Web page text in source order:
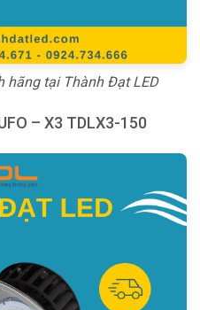
hãng tại Thành Đạt LED
– X3 TDLX3-150